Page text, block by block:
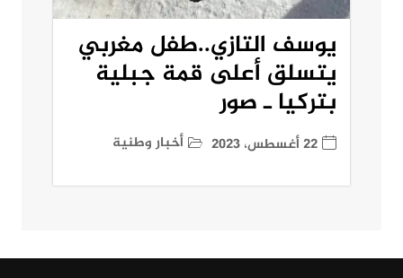
يوسف التازي..طفل مغربي
يتسلق أعلى قمة جبلية
بتركيا ـ صور
22 أغسطس، 2023 أخبار وطنية